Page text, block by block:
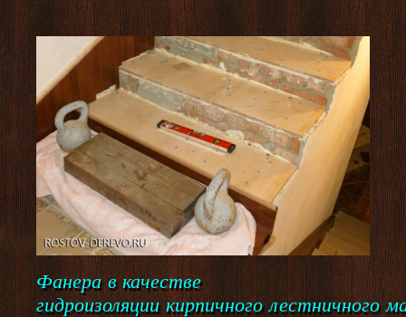
Фанера в качестве
гидроизоляции кирпичного лестничного